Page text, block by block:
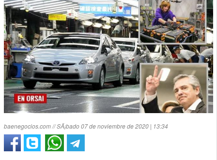
baenegocios.com // SÃ¡bado 07 de noviembre de 2020 | 13:34